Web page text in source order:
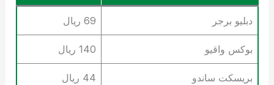
دبليو برجر 69 ريال
بوكس واقيو 140 ريال
بريسكت ساندو 44 ريال